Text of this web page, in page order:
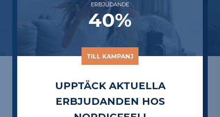
ERBJUDANDE
40%
TILL KAMPANJ
UPPTÄCK AKTUELLA
ERBJUDANDEN HOS